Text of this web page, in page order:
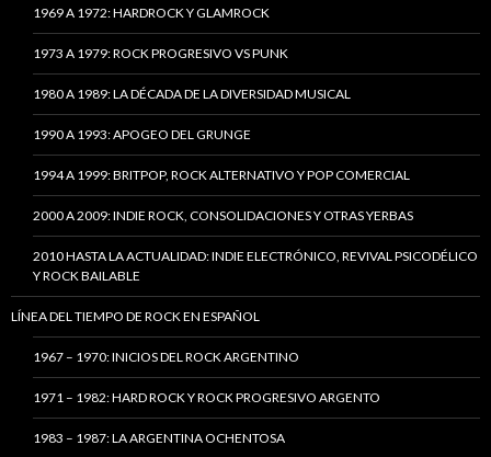
1969 A 1972: HARDROCK Y GLAMROCK
1973 A 1979: ROCK PROGRESIVO VS PUNK
1980 A 1989: LA DÉCADA DE LA DIVERSIDAD MUSICAL
1990 A 1993: APOGEO DEL GRUNGE
1994 A 1999: BRITPOP, ROCK ALTERNATIVO Y POP COMERCIAL
2000 A 2009: INDIE ROCK, CONSOLIDACIONES Y OTRAS YERBAS
2010 HASTA LA ACTUALIDAD: INDIE ELECTRÓNICO, REVIVAL PSICODÉLICO
Y ROCK BAILABLE
LÍNEA DEL TIEMPO DE ROCK EN ESPAÑOL
1967 – 1970: INICIOS DEL ROCK ARGENTINO
1971 – 1982: HARD ROCK Y ROCK PROGRESIVO ARGENTO
1983 – 1987: LA ARGENTINA OCHENTOSA